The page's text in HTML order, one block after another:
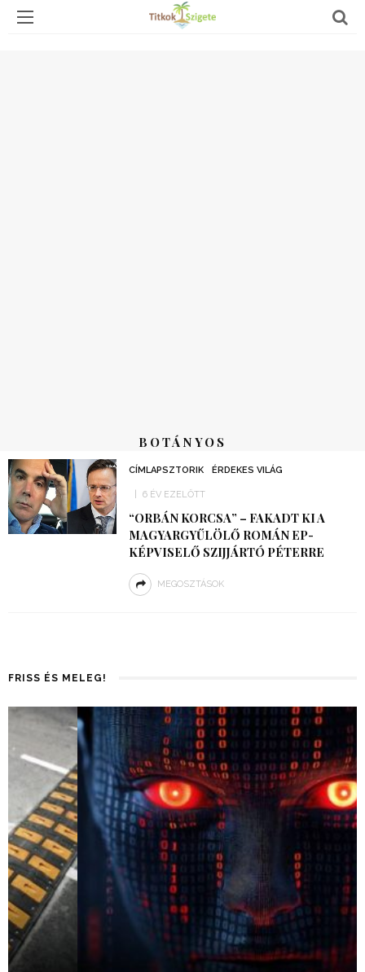
BOTÁNYOS
CÍMLAPSZTORIK ÉRDEKES VILÁG
6 ÉV EZELŐTT
“ORBÁN KORCSA” – FAKADT KI A
MAGYARGYŰLÖLŐ ROMÁN EP-
KÉPVISELŐ SZIJJÁRTÓ PÉTERRE
MEGOSZTÁSOK
FRISS ÉS MELEG!